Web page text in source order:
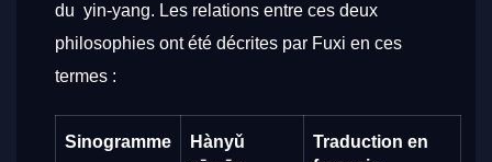
du yin-yang. Les relations entre ces deux
philosophies ont été décrites par Fuxi en ces
termes :
Sinogramme
Hànyǔ
Traduction en